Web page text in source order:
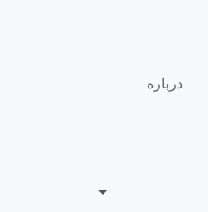
درباره